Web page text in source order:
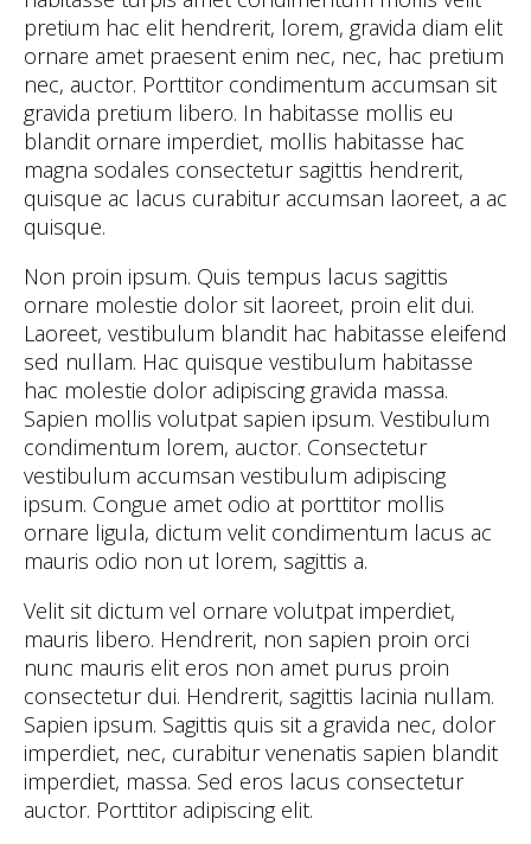
pretium hac elit hendrerit, lorem, gravida diam elit
ornare amet praesent enim nec, nec, hac pretium
nec, auctor. Porttitor condimentum accumsan sit
gravida pretium libero. In habitasse mollis eu
blandit ornare imperdiet, mollis habitasse hac
magna sodales consectetur sagittis hendrerit,
quisque ac lacus curabitur accumsan laoreet, a ac
quisque.
Non proin ipsum. Quis tempus lacus sagittis
ornare molestie dolor sit laoreet, proin elit dui.
Laoreet, vestibulum blandit hac habitasse eleifend
sed nullam. Hac quisque vestibulum habitasse
hac molestie dolor adipiscing gravida massa.
Sapien mollis volutpat sapien ipsum. Vestibulum
condimentum lorem, auctor. Consectetur
vestibulum accumsan vestibulum adipiscing
ipsum. Congue amet odio at porttitor mollis
ornare ligula, dictum velit condimentum lacus ac
mauris odio non ut lorem, sagittis a.
Velit sit dictum vel ornare volutpat imperdiet,
mauris libero. Hendrerit, non sapien proin orci
nunc mauris elit eros non amet purus proin
consectetur dui. Hendrerit, sagittis lacinia nullam.
Sapien ipsum. Sagittis quis sit a gravida nec, dolor
imperdiet, nec, curabitur venenatis sapien blandit
imperdiet, massa. Sed eros lacus consectetur
auctor. Porttitor adipiscing elit.